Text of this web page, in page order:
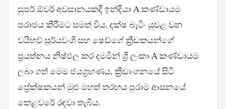
සුපර් ඕවර් අවසානයකදී ඉන්දියා A කණ්ඩායම
පරාජය කිරීමට සමත් විය. දක්ෂ බැටිං යුවළ වන
වයිභව් සූර්යවංශි සහ ෂෙඩ්ගේ ක්‍රීඩකයන්ගේ
ප්‍රයත්නය නිෂ්ඵල කර දමමින් ශ්‍රී ලංකා A කණ්ඩායම
ලබා ගත් මෙම ජයග්‍රහණය, ක්‍රීඩාංගනයේ සිටි
ප්‍රේක්ෂකයන් මුළු මහත් තරඟය පුරාම ආසනයේ
කෙළවරේ රඳවා තැබීය.